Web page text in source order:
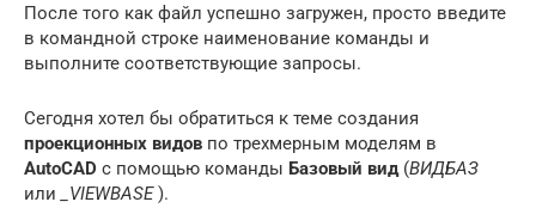
После того как файл успешно загружен, просто введите
в командной строке наименование команды и
выполните соответствующие запросы.
Сегодня хотел бы обратиться к теме создания
проекционных видов по трехмерным моделям в
AutoCAD с помощью команды Базовый вид(ВИДБАЗ
или
_VIEWBASE).